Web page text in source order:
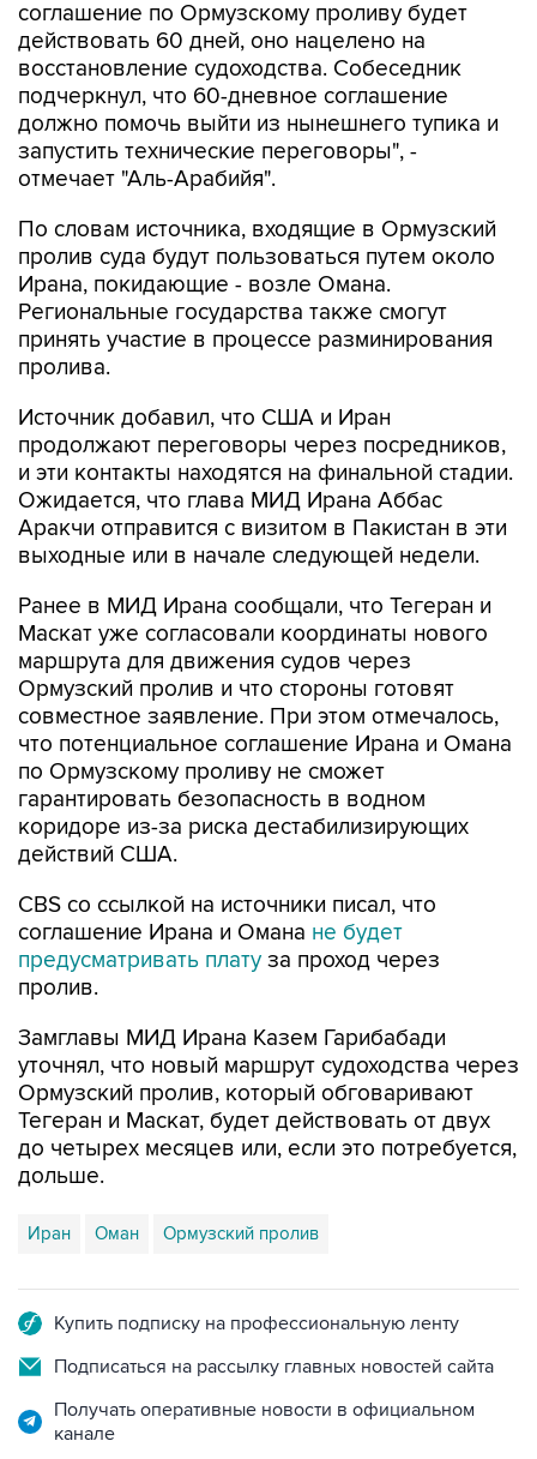
соглашение по Ормузскому проливу будет
действовать 60 дней, оно нацелено на
восстановление судоходства. Собеседник
подчеркнул, что 60-дневное соглашение
должно помочь выйти из нынешнего тупика и
запустить технические переговоры", -
отмечает "Аль-Арабийя".
По словам источника, входящие в Ормузский
пролив суда будут пользоваться путем около
Ирана, покидающие - возле Омана.
Региональные государства также смогут
принять участие в процессе разминирования
пролива.
Источник добавил, что США и Иран
продолжают переговоры через посредников,
и эти контакты находятся на финальной стадии.
Ожидается, что глава МИД Ирана Аббас
Аракчи отправится с визитом в Пакистан в эти
выходные или в начале следующей недели.
Ранее в МИД Ирана сообщали, что Тегеран и
Маскат уже согласовали координаты нового
маршрута для движения судов через
Ормузский пролив и что стороны готовят
совместное заявление. При этом отмечалось,
что потенциальное соглашение Ирана и Омана
по Ормузскому проливу не сможет
гарантировать безопасность в водном
коридоре из-за риска дестабилизирующих
действий США.
CBS со ссылкой на источники писал, что
соглашение Ирана и Омана не будет
предусматривать плату за проход через
пролив.
Замглавы МИД Ирана Казем Гарибабади
уточнял, что новый маршрут судоходства через
Ормузский пролив, который обговаривают
Тегеран и Маскат, будет действовать от двух
до четырех месяцев или, если это потребуется,
дольше.
Иран Оман Ормузский пролив
Купить подписку на профессиональную ленту
Подписаться на рассылку главных новостей сайта
Получать оперативные новости в официальном
канале